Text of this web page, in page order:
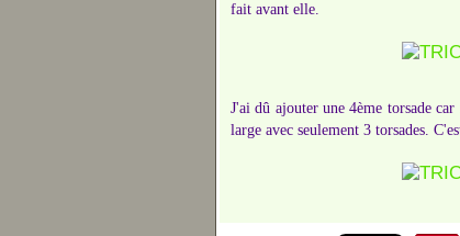
fait avant elle.
J'ai dû ajouter une 4ème torsade
large avec seulement 3 torsades.